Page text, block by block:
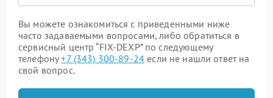
Вы можете ознакомиться с приведенными ниже
часто задаваемыми вопросами, либо обратиться в
сервисный центр “FIX-DEXP” по следующему
телефону+7 (343) 300-89-24 если не нашли ответ на
свой вопрос.